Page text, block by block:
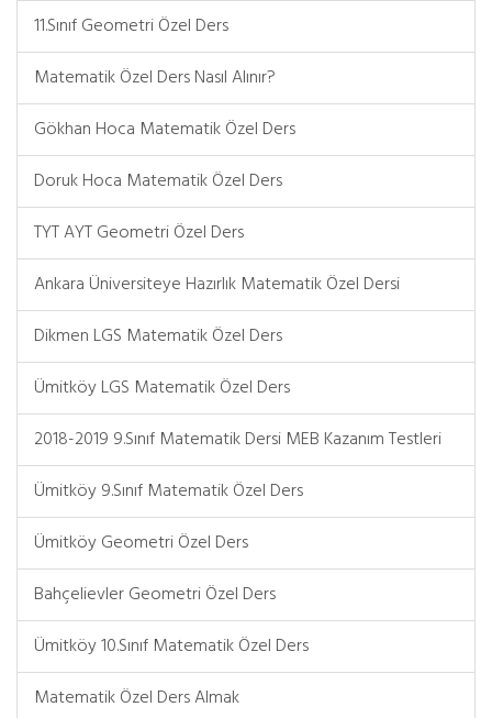
11.Sınıf Geometri Özel Ders
Matematik Özel Ders Nasıl Alınır?
Gökhan Hoca Matematik Özel Ders
Doruk Hoca Matematik Özel Ders
TYT AYT Geometri Özel Ders
Ankara Üniversiteye Hazırlık Matematik Özel Dersi
Dikmen LGS Matematik Özel Ders
Ümitköy LGS Matematik Özel Ders
2018-2019 9.Sınıf Matematik Dersi MEB Kazanım Testleri
Ümitköy 9.Sınıf Matematik Özel Ders
Ümitköy Geometri Özel Ders
Bahçelievler Geometri Özel Ders
Ümitköy 10.Sınıf Matematik Özel Ders
Matematik Özel Ders Almak